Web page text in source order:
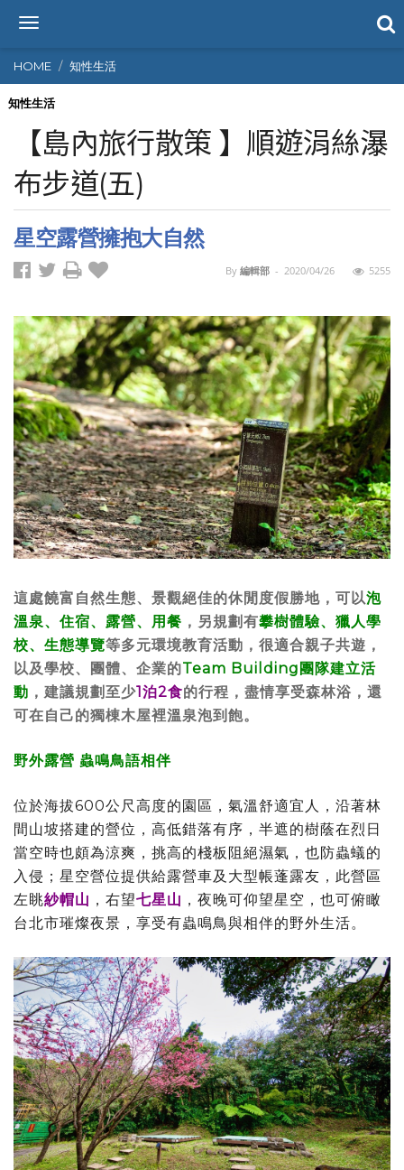
T
g
g
l
a
v
i
g
a
t
HOME 知性生活
知性生活
【島內旅行散策 】順遊涓絲瀑
布步道(五)
星空露營擁抱大自然
By 編輯部 - 2020/04/26 5255
這處饒富自然生態、景觀絕佳的休閒度假勝地，可以泡
溫泉、住宿、露營、用餐 ，另規劃有攀樹體驗、獵人學
校、生態導覽等多元環境教育活動，很適合親子共遊，
以及學校、團體、企業的Team Building團隊建立活
動 ，建議規劃至少1泊2食的行程，盡情享受森林浴，還
可在自己的獨棟木屋裡溫泉泡到飽。
野外露營 蟲鳴鳥語相伴
位於海拔600公尺高度的園區，氣溫舒適宜人，沿著林
間山坡搭建的營位，高低錯落有序，半遮的樹蔭在烈日
當空時也頗為涼爽，挑高的棧板阻絕濕氣，也防蟲蟻的
入侵；星空營位提供給露營車及大型帳蓬露友，此營區
左眺紗帽山 ，右望七星山 ，夜晚可仰望星空，也可俯瞰
台北市璀燦夜景，享受有蟲鳴鳥與相伴的野外生活。